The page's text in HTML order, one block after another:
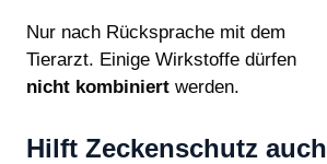
Nur nach Rücksprache mit dem
Tierarzt. Einige Wirkstoffe dürfen
nicht kombiniert werden.
Hilft Zeckenschutz auch